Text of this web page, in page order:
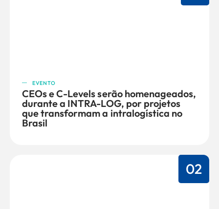
EVENTO
CEOs e C-Levels serão homenageados,
durante a INTRA-LOG, por projetos
que transformam a intralogística no
Brasil
02